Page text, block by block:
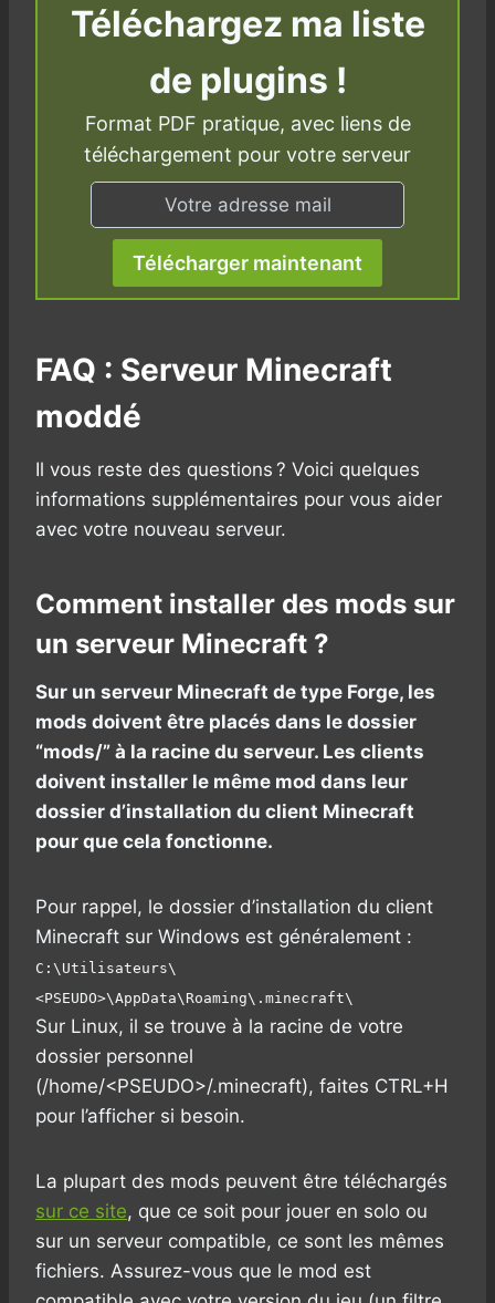
Téléchargez ma liste
de plugins !
Format PDF pratique, avec liens de
téléchargement pour votre serveur
Télécharger maintenant
FAQ : Serveur Minecraft
moddé
Il vous reste des questions ? Voici quelques
informations supplémentaires pour vous aider
avec votre nouveau serveur.
Comment installer des mods sur
un serveur Minecraft ?
Sur un serveur Minecraft de type Forge, les
mods doivent être placés dans le dossier
“mods/” à la racine du serveur. Les clients
doivent installer le même mod dans leur
dossier d’installation du client Minecraft
pour que cela fonctionne.
Pour rappel, le dossier d’installation du client
Minecraft sur Windows est généralement :
C:\Utilisateurs\
<PSEUDO>\AppData\Roaming\.minecraft\
Sur Linux, il se trouve à la racine de votre
dossier personnel
(/home/<PSEUDO>/.minecraft), faites CTRL+H
pour l’afficher si besoin.
La plupart des mods peuvent être téléchargés
sur ce site, que ce soit pour jouer en solo ou
sur un serveur compatible, ce sont les mêmes
fichiers. Assurez-vous que le mod est